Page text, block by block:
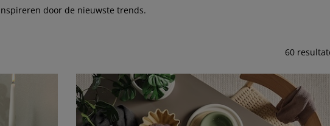
door de nieuwste trends.
60